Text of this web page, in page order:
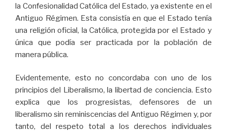
la Confesionalidad Católica del Estado, ya existente en el
Antiguo Régimen. Esta consistía en que el Estado tenía
una religión oficial, la Católica, protegida por el Estado y
única que podía ser practicada por la población de
manera pública.
Evidentemente, esto no concordaba con uno de los
principios del Liberalismo, la libertad de conciencia. Esto
explica que los progresistas, defensores de un
liberalismo sin reminiscencias del Antiguo Régimen y, por
tanto, del respeto total a los derechos individuales